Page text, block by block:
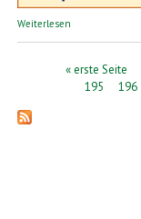
Weiterlesen
Seiten« erste Seite
195
196